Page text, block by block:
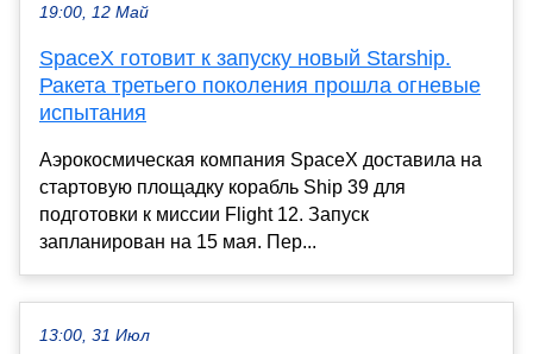
19:00, 12 Май
SpaceX готовит к запуску новый Starship.
Ракета третьего поколения прошла огневые
испытания
Аэрокосмическая компания SpaceX доставила на
стартовую площадку корабль Ship 39 для
подготовки к миссии Flight 12. Запуск
запланирован на 15 мая. Пер...
13:00, 31 Июл